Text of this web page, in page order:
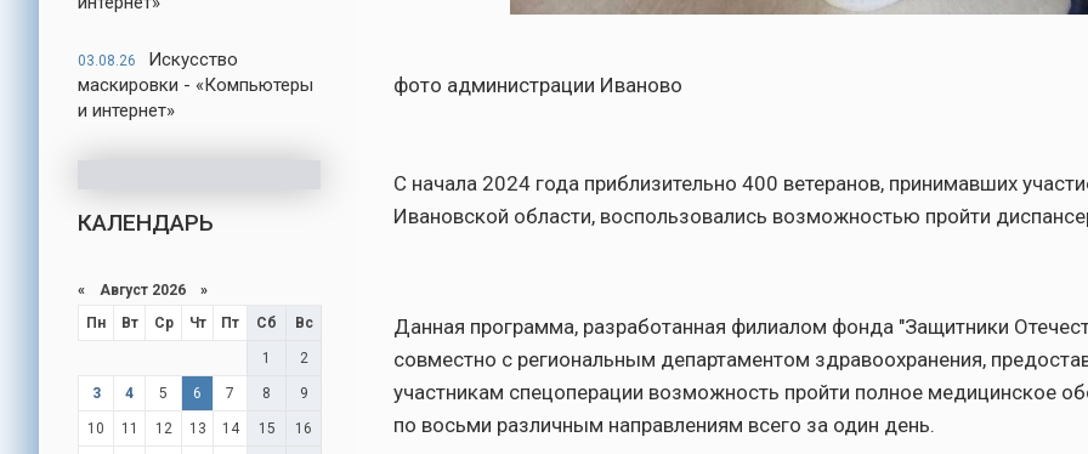
03.08.26
Искусство
маскировки - «Компьютеры
и интернет»
КАЛЕНДАРЬ
« Август 2026 »
Пн
Вт Ср Чт Пт Сб Вс
1 2
3 4 5 6 7 8 9
10 11 12 13 14 15 16
фото администрации Иваново
С начала 2024 года приблизительно 400 ветеранов, принимавших
Ивановской области, воспользовались возможностью пройти
Данная программа, разработанная филиалом фонда "Защитники
совместно с региональным департаментом здравоохранения,
участникам спецоперации возможность пройти полное медицинское
по восьми различным направлениям всего за один день.